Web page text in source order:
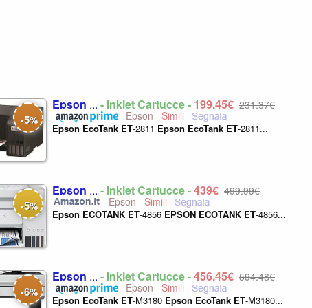
-5%
Epson ... - Inkjet Cartucce - 199,45€ 231,37€
Epson
Epson EcoTank ET-2811 Epson EcoTank ET-2811...
-5%
Epson ... - Inkjet Cartucce -439€ 499,99€
Epson
Epson ECOTANK ET-4856 EPSON ECOTANK ET-4856...
-6%
Epson ... - Inkjet Cartucce -456,45€ 594,48€
Epson
Epson EcoTank ET-M3180 Epson EcoTank ET-M3180...